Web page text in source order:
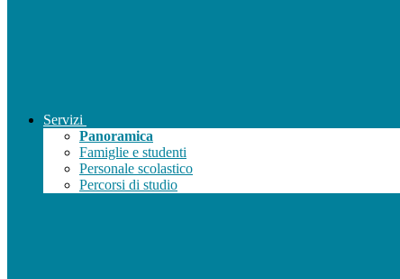
Servizi
Panoramica
Famiglie e studenti
Personale scolastico
Percorsi di studio